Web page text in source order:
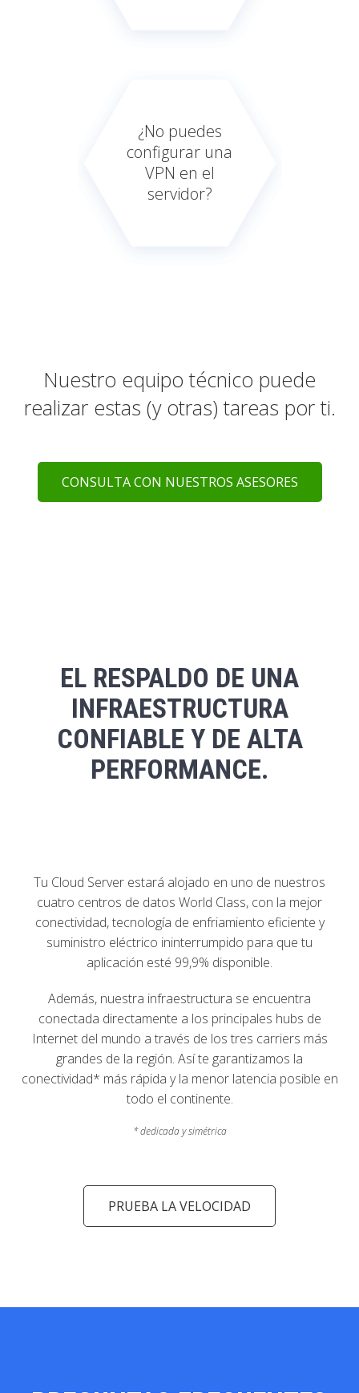
¿No puedes
configurar una
VPN en el
servidor?
Nuestro equipo técnico puede
realizar estas (y otras) tareas por ti.
CONSULTA CON NUESTROS ASESORES
EL RESPALDO DE UNA
INFRAESTRUCTURA
CONFIABLE Y DE ALTA
PERFORMANCE.
Tu Cloud Server estará alojado en uno de nuestros
cuatro centros de datos World Class, con la mejor
conectividad, tecnología de enfriamiento eficiente y
suministro eléctrico ininterrumpido para que tu
aplicación esté 99,9% disponible.
Además, nuestra infraestructura se encuentra
conectada directamente a los principales hubs de
Internet del mundo a través de los tres carriers más
grandes de la región. Así te garantizamos la
conectividad* más rápida y la menor latencia posible en
todo el continente.
* dedicada y simétrica
PRUEBA LA VELOCIDAD